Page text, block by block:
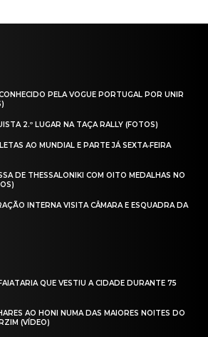
PELA VOGUE PORTUGAL POR UNIR
2.º LUGAR NA TAÇA RALLY (FOTOS)
AO MUNDIAL E PARTE JÁ SEXTA‑FEIRA
DE THESSALONIKI COM OITO MEDALHAS NO
INTERNA VISITA CÂMARA E ESQUADRA DA
QUE VESTIU A CIDADE DURANTE 75
AO HONI NUMA DAS MAIORES NOITES DO
(VÍDEO)